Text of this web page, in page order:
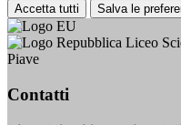
Accetta tutti Salva le
Liceo
Piave
Contatti